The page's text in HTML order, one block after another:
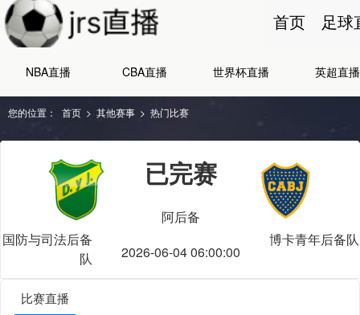
首页 足球
NBA直播 CBA直播 世界杯直播 英超直播
您的位置： 首页 > 其他赛事 > 热门比赛
国防与司法后备
队
已完赛
阿后备
2026-06-04 06:00:00
博卡青年后备队
比赛直播